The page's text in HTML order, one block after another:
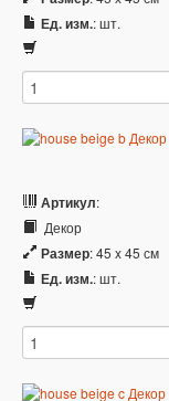
Ед. изм.: шт.
Артикул:
Декор
Размер: 45 x 45 см
Ед. изм.: шт.